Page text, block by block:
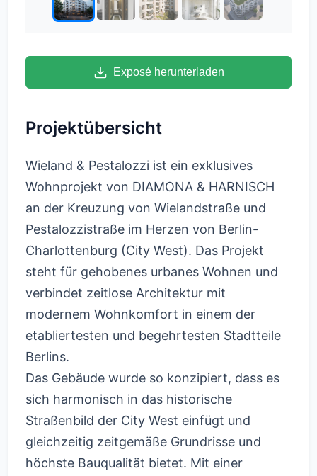
Exposé herunterladen
Projektübersicht
Wieland & Pestalozzi ist ein exklusives
Wohnprojekt von DIAMONA & HARNISCH
an der Kreuzung von Wielandstraße und
Pestalozzistraße im Herzen von Berlin-
Charlottenburg (City West). Das Projekt
steht für gehobenes urbanes Wohnen und
verbindet zeitlose Architektur mit
modernem Wohnkomfort in einem der
etabliertesten und begehrtesten Stadtteile
Berlins.
Das Gebäude wurde so konzipiert, dass es
sich harmonisch in das historische
Straßenbild der City West einfügt und
gleichzeitig zeitgemäße Grundrisse und
höchste Bauqualität bietet. Mit einer